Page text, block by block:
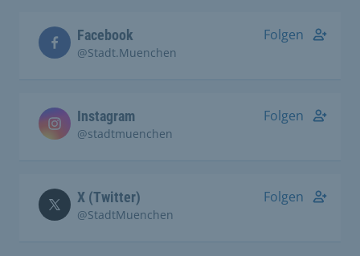
Facebook
@Stadt.Muenchen
Folgen
Instagram
@stadtmuenchen
Folgen
X (Twitter)
@StadtMuenchen
Folgen